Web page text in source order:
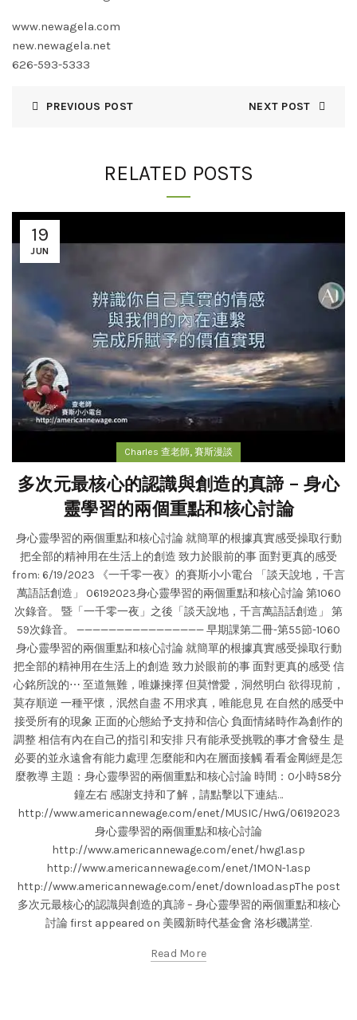
www.newagela.com
new.newagela.net
626-593-5333
PREVIOUS POST NEXT POST
RELATED POSTS
19
JUN
Charles 查老師, 賽斯漫談
多次元最核心的認識與創造的真諦 – 身心
靈學習的兩個重點和核心討論
身心靈學習的兩個重點和核心討論 就簡單的根據真實感受操取行動
把全部的精神用在生活上的創造 致力於眼前的事 面對更真的感受
from: 6/19/2023 《一千零一夜》的賽斯小小電台 「談天說地，千言
萬語話創造」 06192023身心靈學習的兩個重點和核心討論 第1060
次錄音。 暨「一千零一夜」之後「談天說地，千言萬語話創造」 第
59次錄音。 ———————————————— 早期課第二冊-第55節-1060
身心靈學習的兩個重點和核心討論 就簡單的根據真實感受操取行動
把全部的精神用在生活上的創造 致力於眼前的事 面對更真的感受 信
心銘所說的⋯ 至道無難，唯嫌揀擇 但莫憎愛，洞然明白 欲得現前，
莫存順逆 一種平懷，泯然自盡 不用求真，唯能息見 在自然的感受中
接受所有的現象 正面的心態給予支持和信心 負面情緒時作為創作的
調整 相信有內在自己的指引和安排 只有能承受挑戰的事才會發生 是
必要的並永遠會有能力處理 怎麼能和內在層面接觸 看看金剛經是怎
麼教導 主題：身心靈學習的兩個重點和核心討論 時間：0小時58分
鐘左右 感謝支持和了解，請點擊以下連結…
http://www.americannewage.com/enet/MUSIC/HwG/06192023
身心靈學習的兩個重點和核心討論
http://www.americannewage.com/enet/hwg1.asp
http://www.americannewage.com/enet/1MON-1.asp
http://www.americannewage.com/enet/download.aspThe post
多次元最核心的認識與創造的真諦 – 身心靈學習的兩個重點和核心
討論 first appeared on 美國新時代基金會 洛杉磯講堂.
Read More